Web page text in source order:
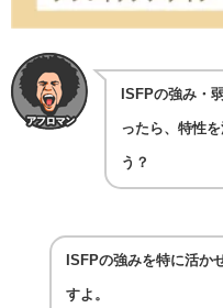
ISFPの強み・
ったら、特性
う？
ISFPの強みを特に活か
すよ。